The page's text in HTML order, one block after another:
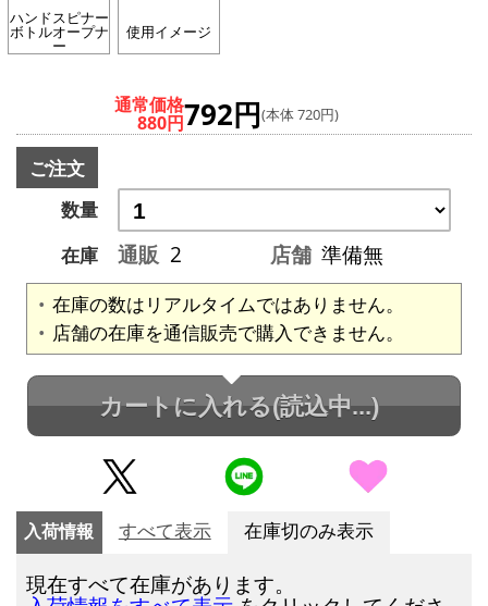
ハンドスピナー
ボトルオープナ
ー
使用イメージ
通常価格
880円792円(本体 720円)
ご注文
数量
在庫
通販 2 店舗 準備無
在庫の数はリアルタイムではありません。
店舗の在庫を通信販売で購入できません。
カートに入れる(読込中...)
入荷情報 すべて表示 在庫切のみ表示
現在すべて在庫があります。